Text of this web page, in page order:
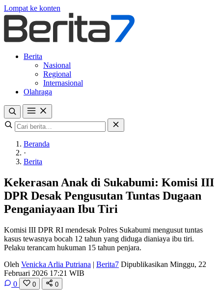
Lompat ke konten
Berita
Nasional
Regional
Internasional
Olahraga
Beranda
·
Berita
Kekerasan Anak di Sukabumi: Komisi III
DPR Desak Pengusutan Tuntas Dugaan
Penganiayaan Ibu Tiri
Komisi III DPR RI mendesak Polres Sukabumi mengusut tuntas
kasus tewasnya bocah 12 tahun yang diduga dianiaya ibu tiri.
Pelaku terancam hukuman 15 tahun penjara.
Oleh Venicka Arlia Putriana | Berita7 Dipublikasikan Minggu, 22
Februari 2026 17:21 WIB
0
0 0